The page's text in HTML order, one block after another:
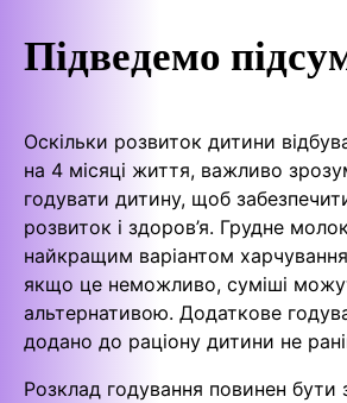
Підведемо
Оскільки розвиток дитини
на 4 місяці життя, важливо
годувати дитину, щоб
розвиток і здоров’я. Грудне
найкращим варіантом
якщо це неможливо, суміші
альтернативою. Додаткове
додано до раціону дитини не
Розклад годування повинен бути